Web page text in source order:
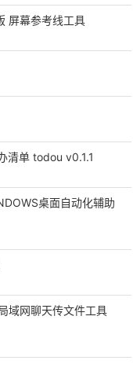
屏幕参考线工具
清单 todou v0.1.1
桌面自动化辅助
域网聊天传文件工具